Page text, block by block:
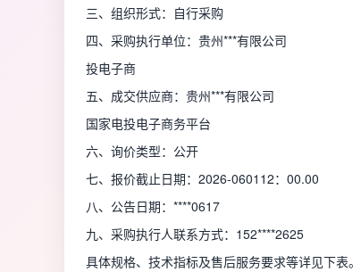
三、组织形式：自行采购
四、采购执行单位：贵州***有限公司
投电子商
五、成交供应商：贵州***有限公司
国家电投电子商务平台
六、询价类型：公开
七、报价截止日期：2026-060112：00.00
八、公告日期：****0617
九、采购执行人联系方式：152****2625
具体规格、技术指标及售后服务要求等详见下表。